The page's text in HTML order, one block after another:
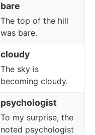
bare
The top of the hill
was bare.
cloudy
The sky is
becoming cloudy.
psychologist
To my surprise, the
noted psychologist